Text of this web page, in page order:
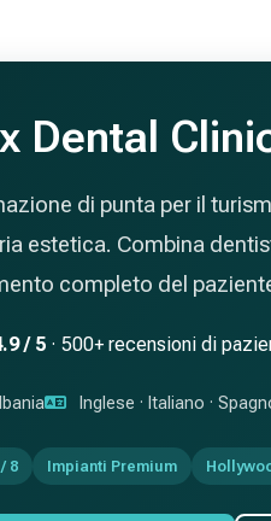
Dental
di punta per il
estetica. Combina
completo del
/ 5 · 500+ recensioni di
Inglese · Italiano ·
8 Impianti Premium